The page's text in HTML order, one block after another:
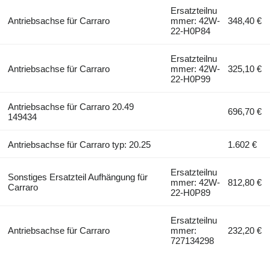
Antriebsachse für Carraro
Ersatzteilnu
mmer: 42W-
22-H0P84
348,40 €
Antriebsachse für Carraro
Ersatzteilnu
mmer: 42W-
22-H0P99
325,10 €
Antriebsachse für Carraro 20.49
149434
696,70 €
Antriebsachse für Carraro typ: 20.25 1.602 €
Sonstiges Ersatzteil Aufhängung für
Carraro
Ersatzteilnu
mmer: 42W-
22-H0P89
812,80 €
Antriebsachse für Carraro
Ersatzteilnu
mmer:
727134298
232,20 €